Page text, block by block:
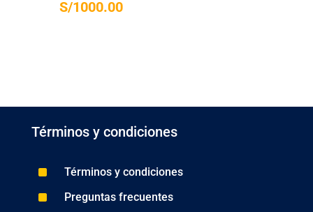
S/1000.00
Términos y condiciones
^ Términos y condiciones
^ Preguntas frecuentes